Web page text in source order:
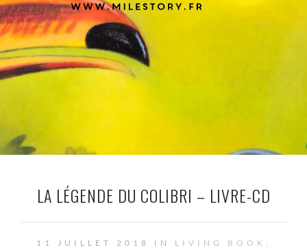
LA LÉGENDE DU COLIBRI – LIVRE-CD
11 JUILLET 2018 IN LIVING BOOK,